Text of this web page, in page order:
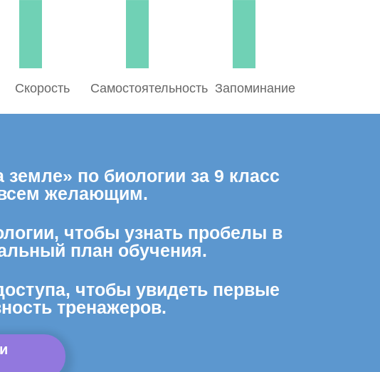
Скорость Самостоятельность Запоминание
по биологии за 9 класс
всем желающим.
чтобы узнать пробелы в
план обучения.
чтобы увидеть первые
тренажеров.